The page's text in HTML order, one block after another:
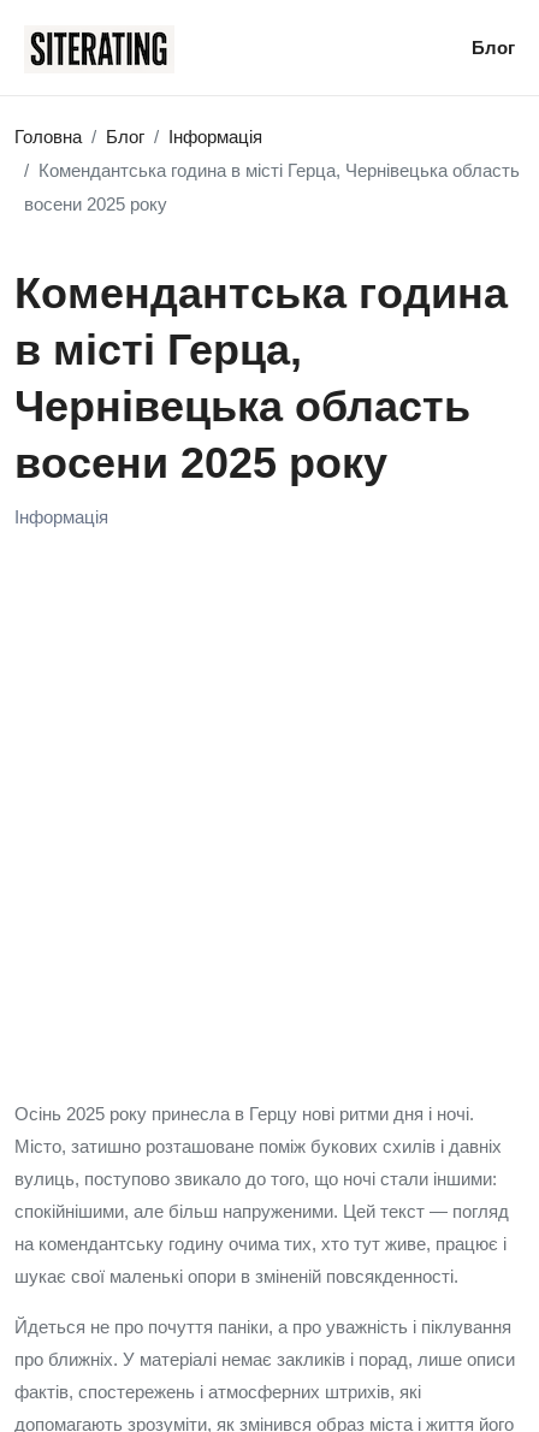
Блог
Головна Блог
Інформація
Комендантська година в місті Герца, Чернівецька область
восени 2025 року
Комендантська година
в місті Герца,
Чернівецька область
восени 2025 року
Інформація
Осінь 2025 року принесла в Герцу нові ритми дня і ночі.
Місто, затишно розташоване поміж букових схилів і давніх
вулиць, поступово звикало до того, що ночі стали іншими:
спокійнішими, але більш напруженими. Цей текст — погляд
на комендантську годину очима тих, хто тут живе, працює і
шукає свої маленькі опори в зміненій повсякденності.
Йдеться не про почуття паніки, а про уважність і піклування
про ближніх. У матеріалі немає закликів і порад, лише описи
фактів, спостережень і атмосферних штрихів, які
допомагають зрозуміти, як змінився образ міста і життя його